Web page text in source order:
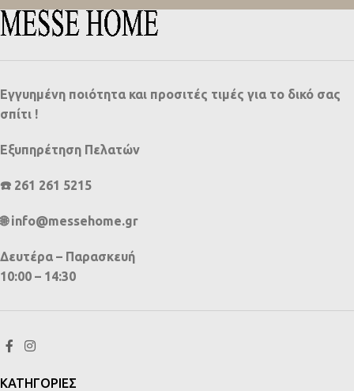
Εγγυημένη ποιότητα και προσιτές τιμές για το δικό σας
σπίτι !
Εξυπηρέτηση Πελατών
☎️ 261 261 5215
🌐 info@messehome.gr
Δευτέρα – Παρασκευή
10:00 – 14:30
ΚΑΤΗΓΟΡΙΕΣ